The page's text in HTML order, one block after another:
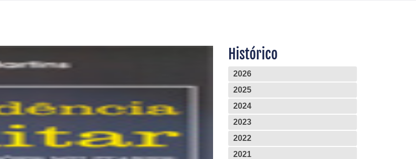
Histórico
2026
2025
2024
2023
2022
2021